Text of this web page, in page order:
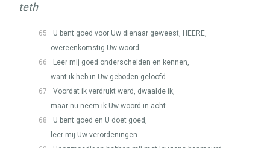
teth
65 U bent goed voor Uw dienaar geweest, HEERE,
overeenkomstig Uw woord.
66
Leer mij goed onderscheiden en kennen,
want ik heb in Uw geboden geloofd.
67
Voordat ik verdrukt werd, dwaalde ik,
maar nu neem ik Uw woord in acht.
68
U bent goed en U doet goed,
leer mij Uw verordeningen.